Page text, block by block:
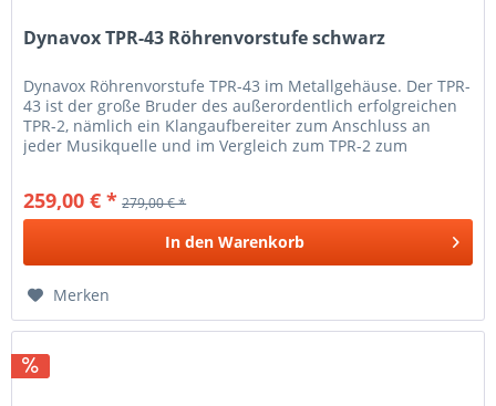
Dynavox TPR-43 Röhrenvorstufe schwarz
Dynavox Röhrenvorstufe TPR-43 im Metallgehäuse. Der TPR-
43 ist der große Bruder des außerordentlich erfolgreichen
TPR-2, nämlich ein Klangaufbereiter zum Anschluss an
jeder Musikquelle und im Vergleich zum TPR-2 zum
259,00 € * 279,00 € *
In den Warenkorb
Merken